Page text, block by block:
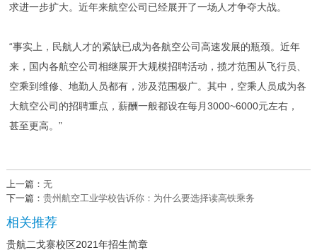
求进一步扩大。近年来航空公司已经展开了一场人才争夺大战。
“事实上，民航人才的紧缺已成为各航空公司高速发展的瓶颈。近年
来，国内各航空公司相继展开大规模招聘活动，揽才范围从飞行员、
空乘到维修、地勤人员都有，涉及范围极广。其中，空乘人员成为各
大航空公司的招聘重点，薪酬一般都设在每月3000~6000元左右，
甚至更高。”
上一篇： 无
下一篇： 贵州航空工业学校告诉你：为什么要选择读高铁乘务
相关推荐
贵航二戈寨校区2021年招生简章